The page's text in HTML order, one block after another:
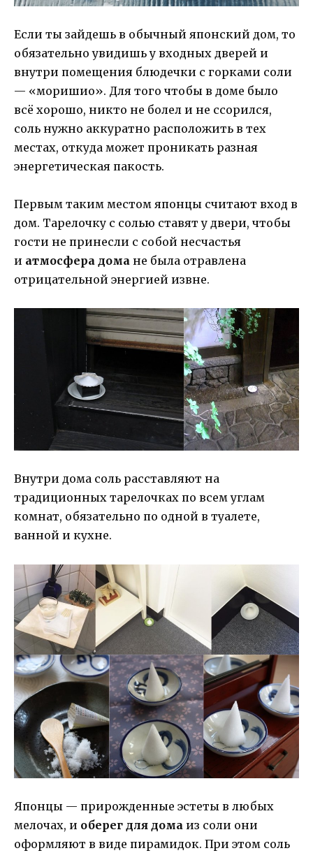
Если ты зайдешь в обычный японский дом, то
обязательно увидишь у входных дверей и
внутри помещения блюдечки с горками соли
— «моришио». Для того чтобы в доме было
всё хорошо, никто не болел и не ссорился,
соль нужно аккуратно расположить в тех
местах, откуда может проникать разная
энергетическая пакость.
Первым таким местом японцы считают вход в
дом. Тарелочку с солью ставят у двери, чтобы
гости не принесли с собой несчастья
и атмосфера дома не была отравлена
отрицательной энергией извне.
Внутри дома соль расставляют на
традиционных тарелочках по всем углам
комнат, обязательно по одной в туалете,
ванной и кухне.
Японцы — прирожденные эстеты в любых
мелочах, и оберег для дома из соли они
оформляют в виде пирамидок. При этом соль